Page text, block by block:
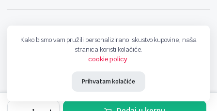
Kako bismo vam pružili personalizirano iskustvo kupovine, naša
stranica koristi kolačiće.
cookie policy.
Prihvatam kolačiće